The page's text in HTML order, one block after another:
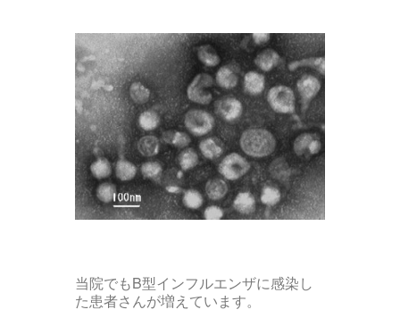
当院でもB型インフルエンザに感染し
た患者さんが増えています。